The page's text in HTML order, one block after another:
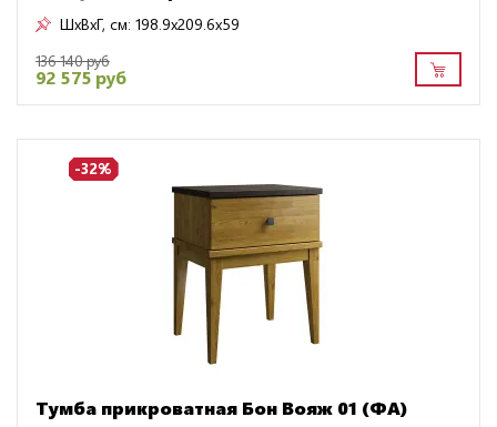
ШxВxГ, см: 198.9x209.6x59
136 140 руб
92 575 руб
-32%
Тумба прикроватная Бон Вояж 01 (ФА)